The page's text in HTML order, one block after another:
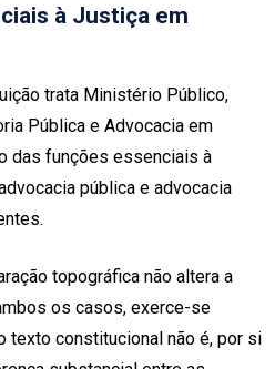
à Justiça em
trata Ministério Público,
Pública e Advocacia em
das funções essenciais à
pública e advocacia
topográfica não altera a
os casos, exerce-se
texto constitucional não é, por si